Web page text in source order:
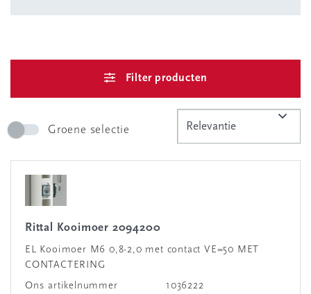
Filter producten
Groene selectie
Rittal Kooimoer 2094200
EL Kooimoer M6 0,8-2,0 met contact VE=50 MET
CONTACTERING
Ons artikelnummer
1036222